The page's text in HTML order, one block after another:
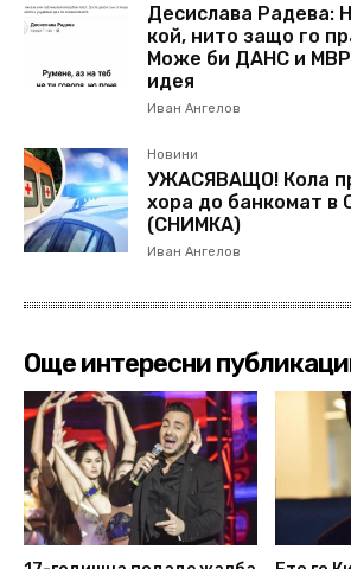
Десислава Радева:
кой, нито защо го
Може би ДАНС и
идея
Иван Ангелов
Новини
УЖАСЯВАЩО! Кола
хора до банкомат в
(СНИМКА)
Иван Ангелов
Още интересни